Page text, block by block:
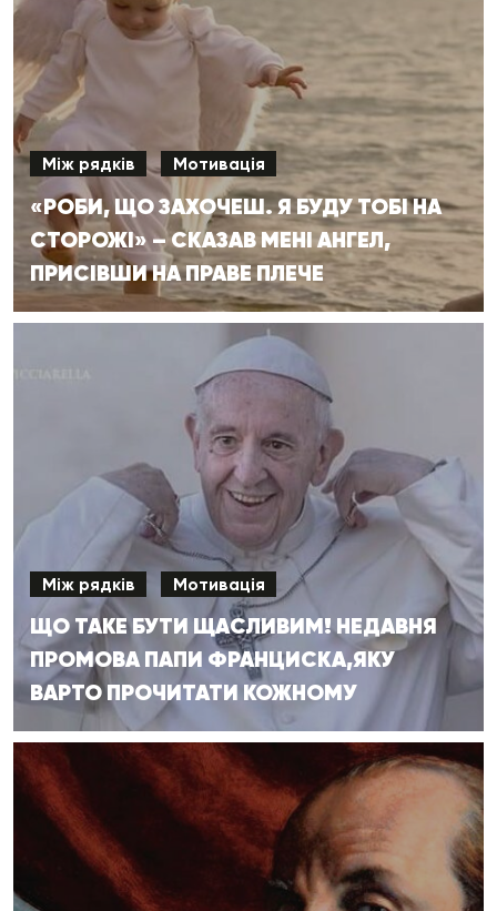
Між рядків Мотивація
«РОБИ, ЩО ЗАХОЧЕШ. Я БУДУ ТОБІ НА
СТОРОЖІ» – СКАЗАВ МЕНІ АНГЕЛ,
ПРИСІВШИ НА ПРАВЕ ПЛЕЧЕ
Між рядків Мотивація
ЩО ТАКЕ БУТИ ЩАСЛИВИМ! НЕДАВНЯ
ПРОМОВА ПАПИ ФРАНЦИСКА,ЯКУ
ВАРТО ПРОЧИТАТИ КОЖНОМУ